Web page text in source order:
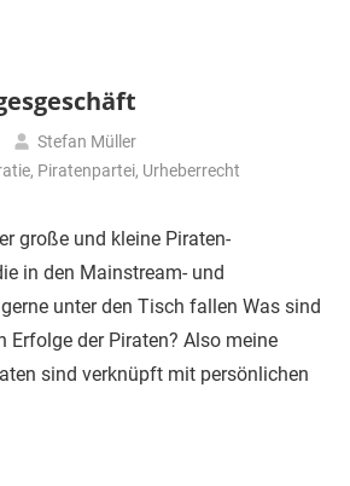
Stefan Müller
, Piratenpartei, Urheberrecht
große und kleine Piraten-
in den Mainstream- und
unter den Tisch fallen Was sind
Erfolge der Piraten? Also meine
sind verknüpft mit persönlichen